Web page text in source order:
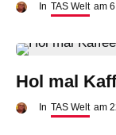
In TAS Welt am
Hol mal
In TAS Welt am